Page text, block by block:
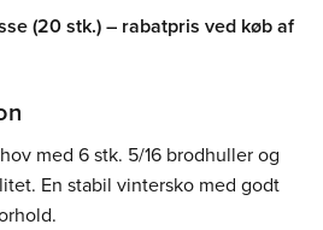
(20 stk.) – rabatpris ved køb af
med 6 stk. 5/16 brodhuller og
En stabil vintersko med godt